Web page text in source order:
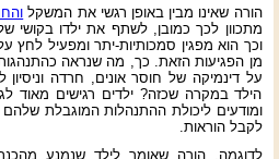
הורה שאינו מבין באופן רגשי את המשקל
מתכוון לכך כמובן, לשתף את ילדו בקושי
וכך הוא מפגין סמכותיות-יתר ומפעיל לחץ
מן הפגיעות הזאת. כך, מה שנראה כהתנהגות
על דינמיקה של חוסר אונים, חרדה
הילד במקרה שכזה? ילדים רגישים מאוד
ומודעים ליכולת ההתנהלות המוגבלת
לקבל הוראות.
לדוגמה, הורה שאומר לילד שנמנע